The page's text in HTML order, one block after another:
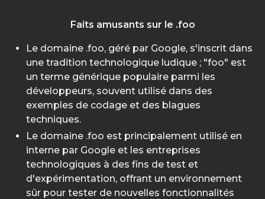
Faits amusants sur le .foo
Le domaine .foo, géré par Google, s'inscrit dans
une tradition technologique ludique ; "foo" est
un terme générique populaire parmi les
développeurs, souvent utilisé dans des
exemples de codage et des blagues
techniques.
Le domaine .foo est principalement utilisé en
interne par Google et les entreprises
technologiques à des fins de test et
d'expérimentation, offrant un environnement
sûr pour tester de nouvelles fonctionnalités